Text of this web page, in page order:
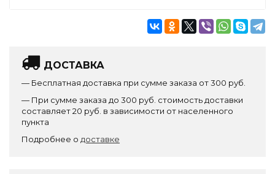
ДОСТАВКА
— Бесплатная доставка при сумме заказа от 300 руб.
— При сумме заказа до 300 руб. стоимость доставки
составляет 20 руб. в зависимости от населенного
пункта
Подробнее о доставке